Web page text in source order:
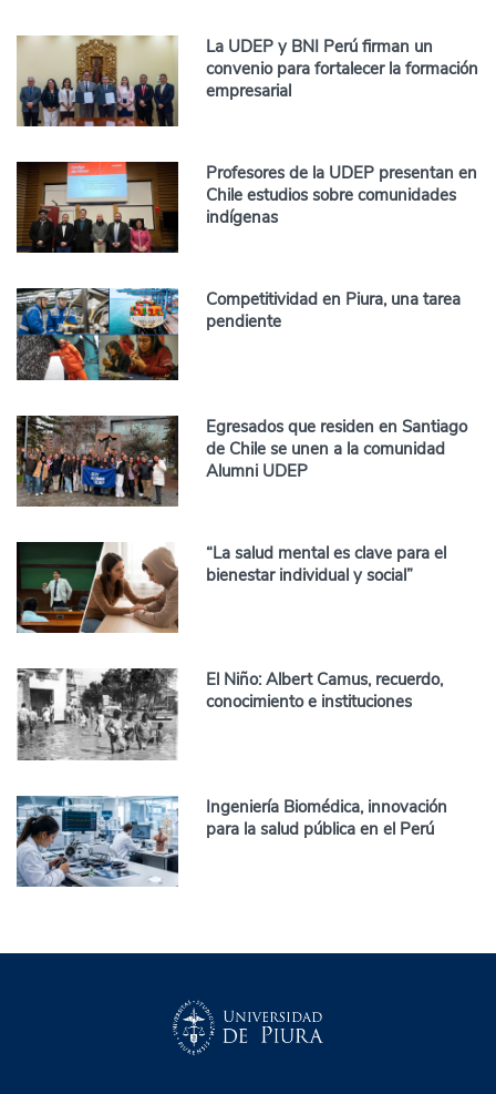
La UDEP y BNI Perú firman un
convenio para fortalecer la formación
empresarial
Profesores de la UDEP presentan en
Chile estudios sobre comunidades
indígenas
Competitividad en Piura, una tarea
pendiente
Egresados que residen en Santiago
de Chile se unen a la comunidad
Alumni UDEP
“La salud mental es clave para el
bienestar individual y social”
El Niño: Albert Camus, recuerdo,
conocimiento e instituciones
Ingeniería Biomédica, innovación
para la salud pública en el Perú